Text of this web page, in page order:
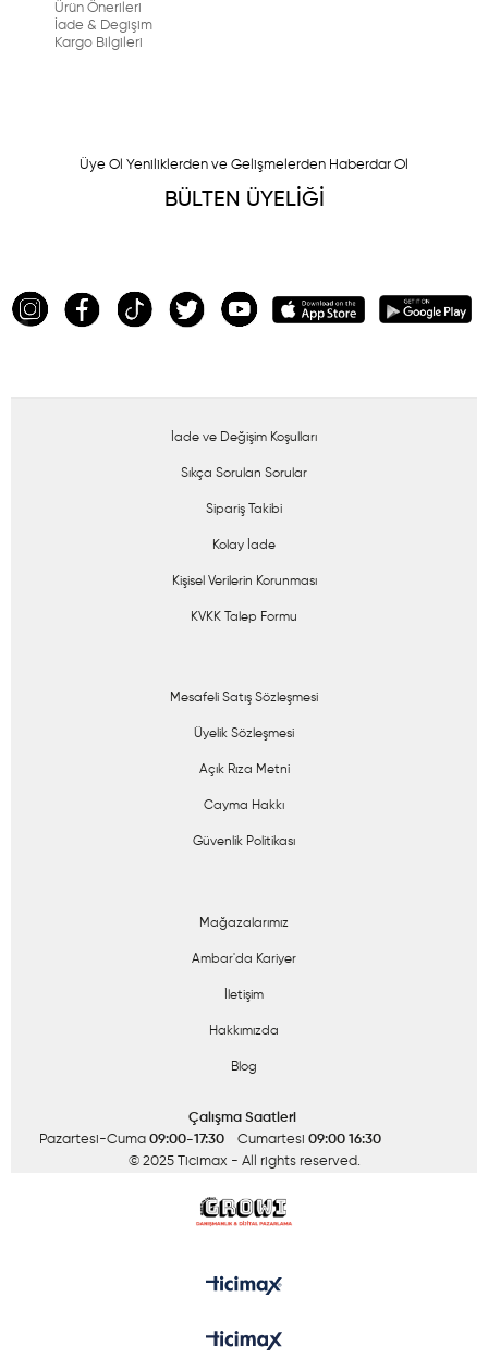
Ürün Önerileri
İade & Degişim
Kargo Bilgileri
Üye Ol Yeniliklerden ve Gelişmelerden Haberdar Ol
BÜLTEN ÜYELİĞİ
İade ve Değişim Koşulları
Sıkça Sorulan Sorular
Sipariş Takibi
Kolay İade
Kişisel Verilerin Korunması
KVKK Talep Formu
Mesafeli Satış Sözleşmesi
Üyelik Sözleşmesi
Açık Rıza Metni
Cayma Hakkı
Güvenlik Politikası
Mağazalarımız
Ambar'da Kariyer
İletişim
Hakkımızda
Blog
Çalışma Saatleri
Pazartesi-Cuma 09:00-17:30 Cumartesi 09:00 16:30
© 2025 Ticimax - All rights reserved.